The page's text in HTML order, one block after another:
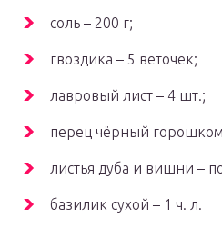
соль – 200 г;
гвоздика – 5 веточек;
лавровый лист – 4 шт.;
перец чёрный
листья дуба и вишни –
базилик сухой – 1 ч. л.